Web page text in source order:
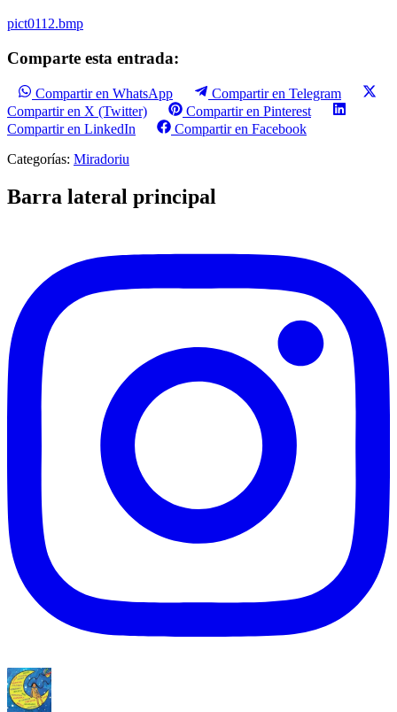
pict0112.bmp
Comparte esta entrada:
Compartir en WhatsApp
Compartir en Telegram
Compartir en X (Twitter)
Compartir en Pinterest
Compartir en LinkedIn
Compartir en Facebook
Categorías: Miradoriu
Barra lateral principal